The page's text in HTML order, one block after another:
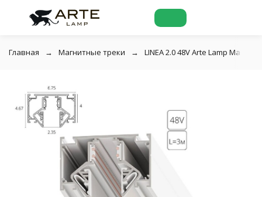
Главная Магнитные треки LINEA 2.0 48V Arte Lamp